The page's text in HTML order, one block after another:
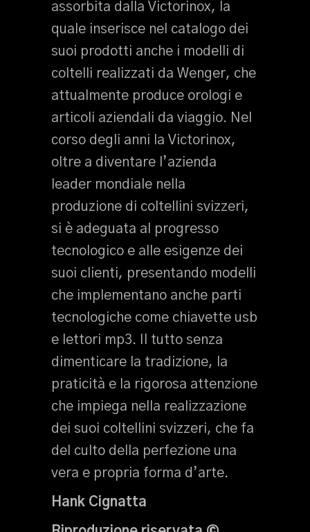
assorbita dalla Victorinox, la
quale inserisce nel catalogo dei
suoi prodotti anche i modelli di
coltelli realizzati da Wenger, che
attualmente produce orologi e
articoli aziendali da viaggio. Nel
corso degli anni la Victorinox,
oltre a diventare l’azienda
leader mondiale nella
produzione di coltellini svizzeri,
si è adeguata al progresso
tecnologico e alle esigenze dei
suoi clienti, presentando modelli
che implementano anche parti
tecnologiche come chiavette usb
e lettori mp3. Il tutto senza
dimenticare la tradizione, la
praticità e la rigorosa attenzione
che impiega nella realizzazione
dei suoi coltellini svizzeri, che fa
del culto della perfezione una
vera e propria forma d’arte.
Hank Cignatta